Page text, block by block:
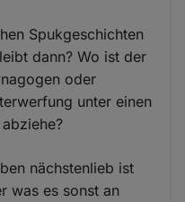
Spukgeschichten
dann? Wo ist der
oder
unter einen
nächstenlieb ist
was es sonst an